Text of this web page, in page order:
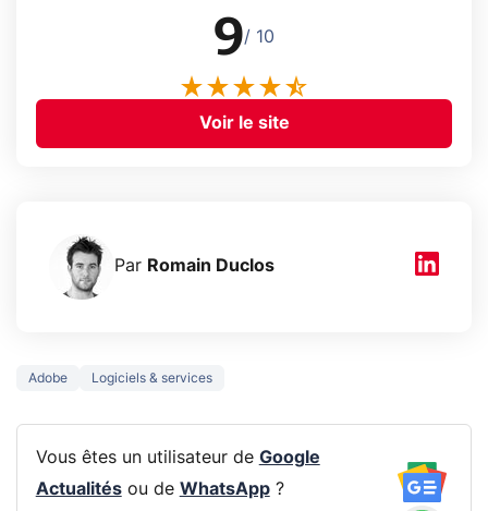
9/ 10
Voir le site
Par Romain Duclos
Adobe Logiciels & services
Vous êtes un utilisateur de Google
Actualitésou de WhatsApp?